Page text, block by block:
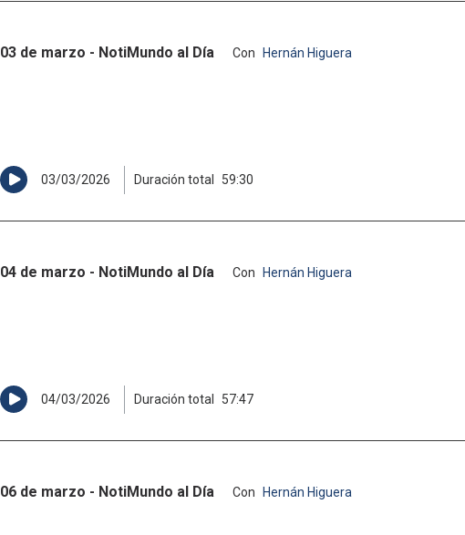
03 de marzo - NotiMundo al Día Con Hernán Higuera
03/03/2026 Duración total 59:30
04 de marzo - NotiMundo al Día Con Hernán Higuera
04/03/2026 Duración total 57:47
06 de marzo - NotiMundo al Día Con Hernán Higuera